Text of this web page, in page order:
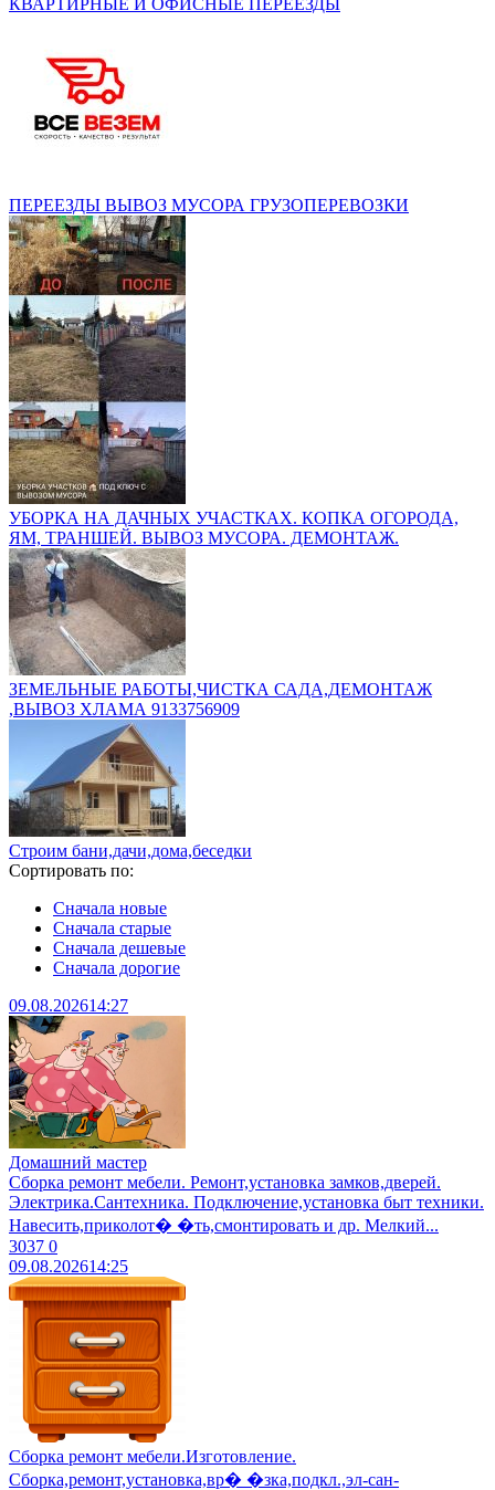
КВАРТИРНЫЕ И ОФИСНЫЕ ПЕРЕЕЗДЫ
ПЕРЕЕЗДЫ ВЫВОЗ МУСОРА ГРУЗОПЕРЕВОЗКИ
УБОРКА НА ДАЧНЫХ УЧАСТКАХ. КОПКА ОГОРОДА,
ЯМ, ТРАНШЕЙ. ВЫВОЗ МУСОРА. ДЕМОНТАЖ.
ЗЕМЕЛЬНЫЕ РАБОТЫ,ЧИСТКА САДА,ДЕМОНТАЖ
,ВЫВОЗ ХЛАМА 9133756909
Строим бани,дачи,дома,беседки
Сортировать по:
Сначала новые
Сначала старые
Сначала дешевые
Сначала дорогие
09.08.202614:27
Домашний мастер
Сборка ремонт мебели. Ремонт,установка замков,дверей.
Электрика.Сантехника. Подключение,установка быт техники.
Навесить,приколот� �ть,смонтировать и др. Мелкий...
3037 0
09.08.202614:25
Сборка ремонт мебели.Изготовление.
Сборка,ремонт,установка,вр� �зка,подкл.,эл-сан-